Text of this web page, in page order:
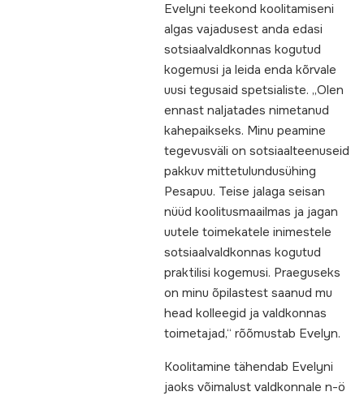
Evelyni teekond koolitamiseni
algas vajadusest anda edasi
sotsiaalvaldkonnas kogutud
kogemusi ja leida enda kõrvale
uusi tegusaid spetsialiste. „Olen
ennast naljatades nimetanud
kahepaikseks. Minu peamine
tegevusväli on sotsiaalteenuseid
pakkuv mittetulundusühing
Pesapuu. Teise jalaga seisan
nüüd koolitusmaailmas ja jagan
uutele toimekatele inimestele
sotsiaalvaldkonnas kogutud
praktilisi kogemusi. Praeguseks
on minu õpilastest saanud mu
head kolleegid ja valdkonnas
toimetajad,“ rõõmustab Evelyn.
Koolitamine tähendab Evelyni
jaoks võimalust valdkonnale n-ö